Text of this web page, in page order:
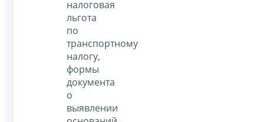
налоговая
льгота
по
транспортному
налогу,
формы
документа
о
выявлении